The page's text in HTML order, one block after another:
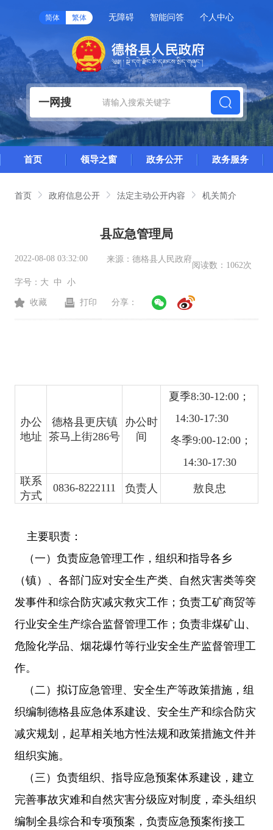
简体 繁体 无障碍 智能问答 个人中心
一网搜
首页 领导之窗 政务公开 政务服务
首页 政府信息公开 法定主动公开内容 机关简介
县应急管理局
2022-08-08 03:32:00 来源： 德格县人民政府
阅读数： 1062次
字号： 大 中 小
收藏 打印 分享：
办公
地址
德格县更庆镇
茶马上街286号
办公时
间
夏季8:30-12:00；
14:30-17:30
冬季9:00-12:00；
14:30-17:30
联系
方式
0836-8222111 负责人 敖良忠
主要职责：
（一）负责应急管理工作，组织和指导各乡
（镇）、各部门应对安全生产类、自然灾害类等突
发事件和综合防灾减灾救灾工作；负责工矿商贸等
行业安全生产综合监督管理工作；负责非煤矿山、
危险化学品、烟花爆竹等行业安全生产监督管理工
作。
（二）拟订应急管理、安全生产等政策措施，组
织编制德格县应急体系建设、安全生产和综合防灾
减灾规划，起草相关地方性法规和政策措施文件并
组织实施。
（三）负责组织、指导应急预案体系建设，建立
完善事故灾难和自然灾害分级应对制度，牵头组织
编制全县综合和专项预案，负责应急预案衔接工